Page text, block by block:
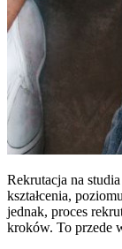
Rekrutacja na
kształcenia,
jednak, proces
kroków. To przede